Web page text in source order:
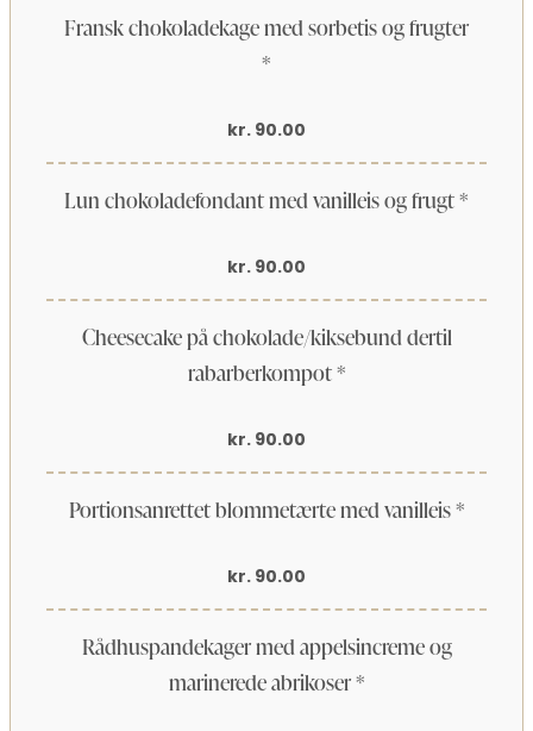
Fransk chokoladekage med sorbetis og frugter
*
kr. 90.00
Lun chokoladefondant med vanilleis og frugt *
kr. 90.00
Cheesecake på chokolade/kiksebund dertil
rabarberkompot *
kr. 90.00
Portionsanrettet blommetærte med vanilleis *
kr. 90.00
Rådhuspandekager med appelsincreme og
marinerede abrikoser *